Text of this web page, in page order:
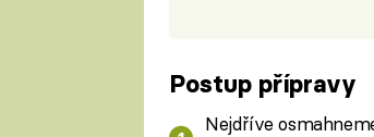
Postup přípravy
Nejdříve